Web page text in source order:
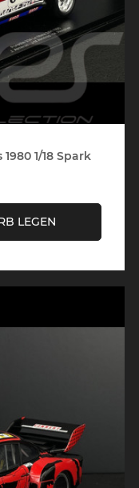
1/18 Spark
LEGEN